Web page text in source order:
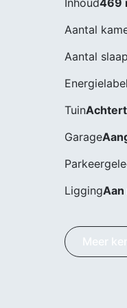
Aantal
Aantal
Energielabel
Tuin
Garage
Ligging
Meer